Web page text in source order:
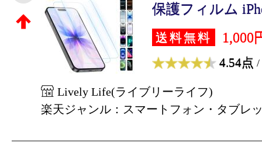
保護フィルム
送料無料 1,000
4.54点 /
Lively Life(ライブリーライフ)
楽天ジャンル：スマートフォン・タブレ